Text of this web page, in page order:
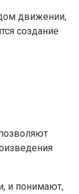
движении,
создание
и понимают,